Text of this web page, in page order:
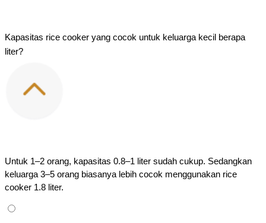
Kapasitas rice cooker yang cocok untuk keluarga kecil berapa
liter?
Untuk 1–2 orang, kapasitas 0.8–1 liter sudah cukup. Sedangkan
keluarga 3–5 orang biasanya lebih cocok menggunakan rice
cooker 1.8 liter.